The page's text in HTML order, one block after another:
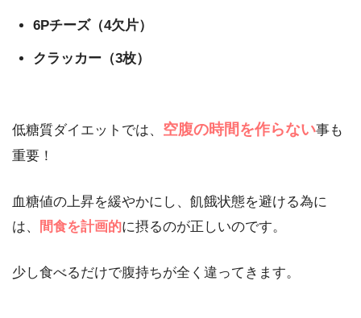
6Pチーズ（4欠片）
クラッカー（3枚）
低糖質ダイエットでは、 空腹の時間を作らない事も
重要！
血糖値の上昇を緩やかにし、飢餓状態を避ける為に
は、
間食を計画的に摂るのが正しいのです。
少し食べるだけで腹持ちが全く違ってきます。